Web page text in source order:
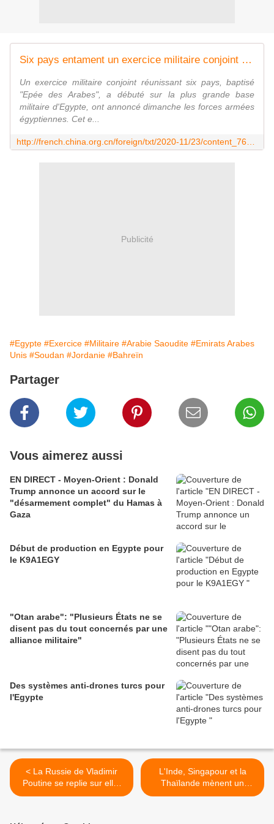
Six pays entament un exercice militaire conjoint en Egypte
Un exercice militaire conjoint réunissant six pays, baptisé
"Epée des Arabes", a débuté sur la plus grande base
militaire d'Egypte, ont annoncé dimanche les forces armées
égyptiennes. Cet e...
Publicité
#Egypte #Exercice #Militaire #Arabie Saoudite #Emirats Arabes
Unis #Soudan #Jordanie #Bahreïn
Partager
Vous aimerez aussi
EN DIRECT - Moyen-Orient : Donald
Trump annonce un accord sur le
"désarmement complet" du Hamas à
Gaza
Début de production en Egypte pour
le K9A1EGY
"Otan arabe": "Plusieurs États ne se
disent pas du tout concernés par une
alliance militaire"
Des systèmes anti-drones turcs pour
l'Egypte
< La Russie de Vladimir
Poutine se replie sur elle-
même
L'Inde, Singapour et la
Thaïlande mènent un
exercice naval trilatéral